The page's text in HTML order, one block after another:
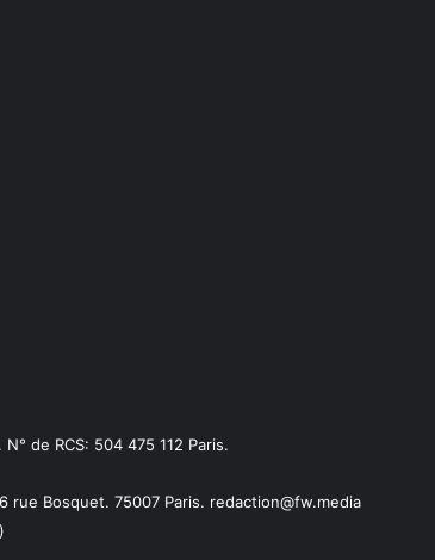
de RCS: 504 475 112 Paris.
rue Bosquet. 75007 Paris. redaction@fw.media